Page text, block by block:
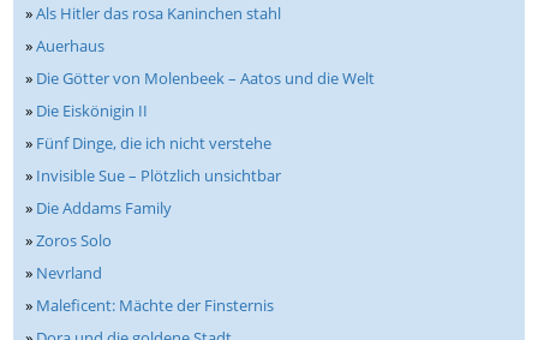
»Als Hitler das rosa Kaninchen stahl
»Auerhaus
» Die Götter von Molenbeek – Aatos und die Welt
» Die Eiskönigin II
» Fünf Dinge, die ich nicht verstehe
» Invisible Sue – Plötzlich unsichtbar
» Die Addams Family
»Zoros Solo
» Nevrland
» Maleficent: Mächte der Finsternis